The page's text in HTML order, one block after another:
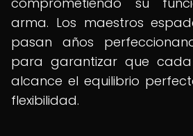
arma. Los maestros
pasan años
para garantizar que
alcance el equilibrio
flexibilidad.